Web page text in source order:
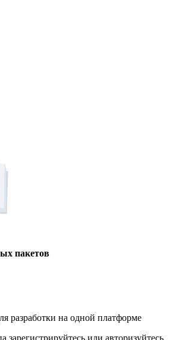
пакетов
разработки на одной платформе
зарегистрируйтесь или авторизуйтесь